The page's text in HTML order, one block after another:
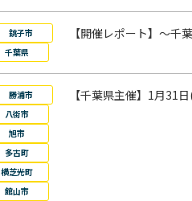
銚子市
千葉県
【開催レポート】～
勝浦市
八街市
旭市
多古町
横芝光町
館山市
【千葉県主催】1月31